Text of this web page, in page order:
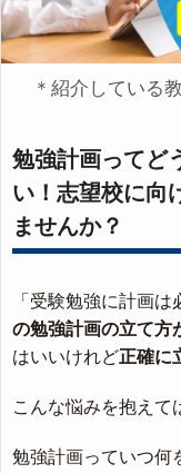
＊紹介している
勉強計画ってど
い！志望校に向
ませんか？
「受験勉強に計画は
の勉強計画の立て方
はいいけれど正確に
こんな悩みを抱えて
勉強計画っていつ何